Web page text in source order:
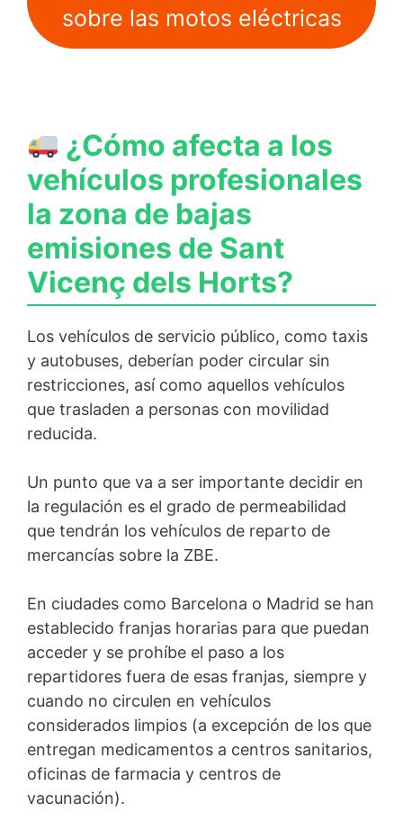
sobre las motos eléctricas
¿Cómo afecta a los
vehículos profesionales
la zona de bajas
emisiones de Sant
Vicenç dels Horts?
Los vehículos de servicio público, como taxis
y autobuses, deberían poder circular sin
restricciones, así como aquellos vehículos
que trasladen a personas con movilidad
reducida.
Un punto que va a ser importante decidir en
la regulación es el grado de permeabilidad
que tendrán los vehículos de reparto de
mercancías sobre la ZBE.
En ciudades como Barcelona o Madrid se han
establecido franjas horarias para que puedan
acceder y se prohíbe el paso a los
repartidores fuera de esas franjas, siempre y
cuando no circulen en vehículos
considerados limpios (a excepción de los que
entregan medicamentos a centros sanitarios,
oficinas de farmacia y centros de
vacunación).